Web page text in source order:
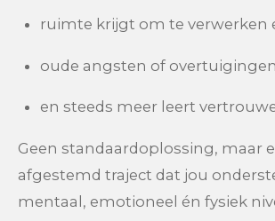
ruimte krijgt om te verwerken
oude angsten of
en steeds meer leert
Geen standaardoplossing, maar
afgestemd traject dat jou
mentaal, emotioneel én fysiek